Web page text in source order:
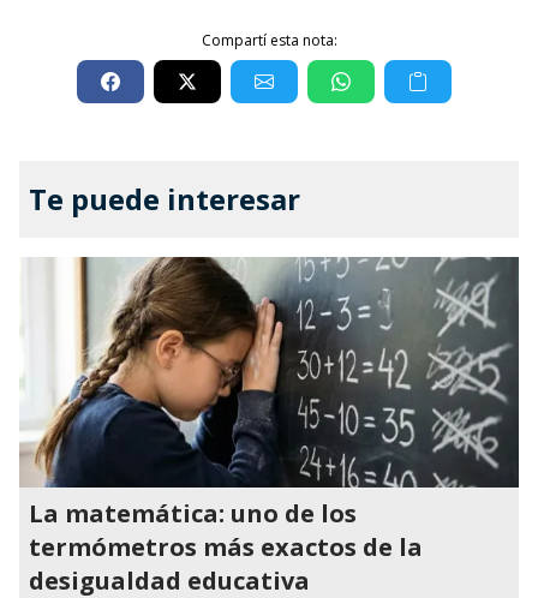
Compartí esta nota:
Te puede interesar
La matemática: uno de los
termómetros más exactos de la
desigualdad educativa